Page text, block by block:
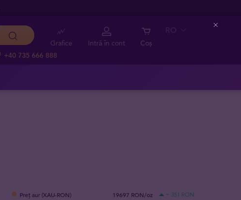
+40 735 666 888
Grafice Intră în cont Coș
RO
Preț aur (XAU-RON) 19697 RON/oz + 351 RON
Close